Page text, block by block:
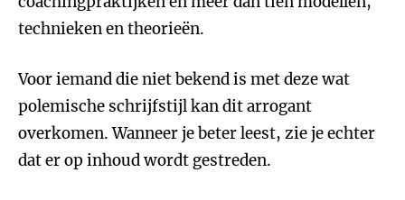
technieken en theorieën.
Voor iemand die niet bekend is met deze wat
polemische schrijfstijl kan dit arrogant
overkomen. Wanneer je beter leest, zie je echter
dat er op inhoud wordt gestreden.